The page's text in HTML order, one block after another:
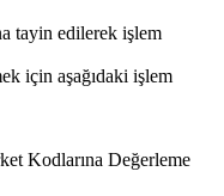
tayin edilerek işlem
için aşağıdaki işlem
Kodlarına Değerleme